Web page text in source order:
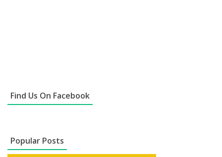
Find Us On Facebook
Popular Posts